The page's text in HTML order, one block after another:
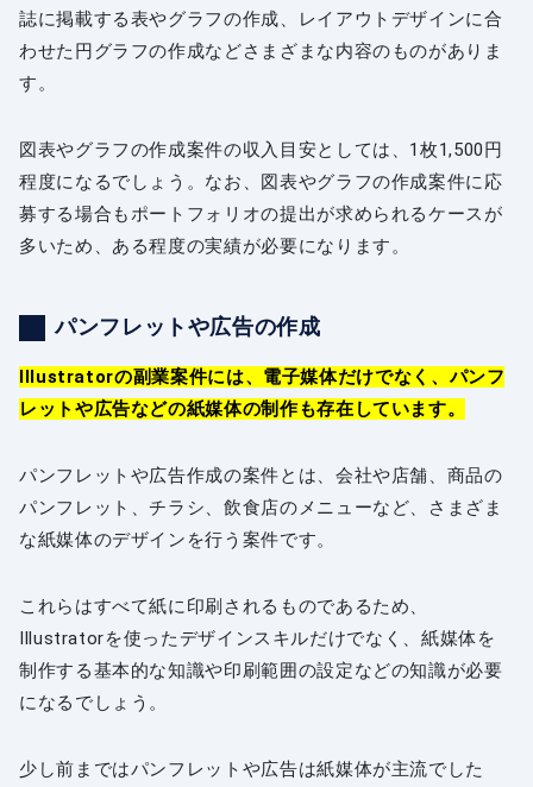
誌に掲載する表やグラフの作成、レイアウトデザインに合
わせた円グラフの作成などさまざまな内容のものがありま
す。
図表やグラフの作成案件の収入目安としては、1枚1,500円
程度になるでしょう。なお、図表やグラフの作成案件に応
募する場合もポートフォリオの提出が求められるケースが
多いため、ある程度の実績が必要になります。
パンフレットや広告の作成
Illustratorの副業案件には、電子媒体だけでなく、パンフ
レットや広告などの紙媒体の制作も存在しています。
パンフレットや広告作成の案件とは、会社や店舗、商品の
パンフレット、チラシ、飲食店のメニューなど、さまざま
な紙媒体のデザインを行う案件です。
これらはすべて紙に印刷されるものであるため、
Illustratorを使ったデザインスキルだけでなく、紙媒体を
制作する基本的な知識や印刷範囲の設定などの知識が必要
になるでしょう。
少し前まではパンフレットや広告は紙媒体が主流でした